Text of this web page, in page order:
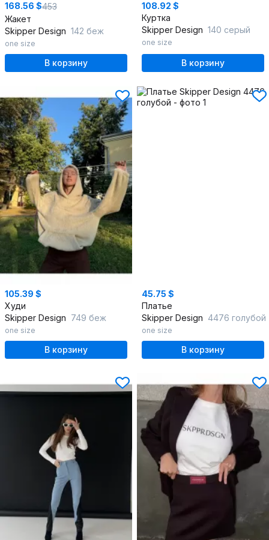
168.56 $453
Жакет
Skipper Design 142 беж
one size
В корзину
108.92 $
Куртка
Skipper Design 140 серый
one size
В корзину
105.39 $
Худи
Skipper Design 749 беж
one size
В корзину
45.75 $
Платье
Skipper Design 4476 голубой
one size
В корзину